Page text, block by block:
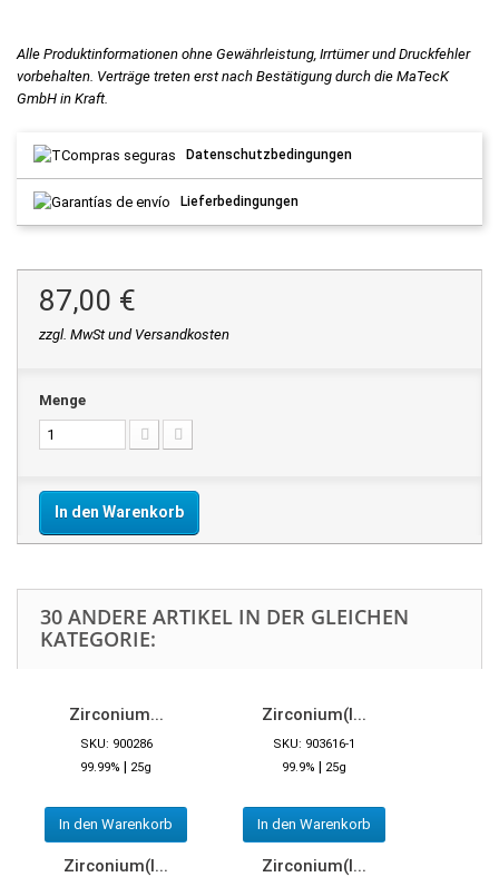
Alle Produktinformationen ohne Gewährleistung, Irrtümer und Druckfehler
vorbehalten. Verträge treten erst nach Bestätigung durch die MaTecK
GmbH in Kraft.
Datenschutzbedingungen
Lieferbedingungen
87,00 €
zzgl. MwSt und Versandkosten
Menge
In den Warenkorb
30 ANDERE ARTIKEL IN DER GLEICHEN
KATEGORIE:
Zirconium...
SKU: 900286
99.99% | 25g
In den Warenkorb
Zirconium(I...
SKU: 903616-1
99.9% | 25g
In den Warenkorb
Zirconium(I... Zirconium(I...